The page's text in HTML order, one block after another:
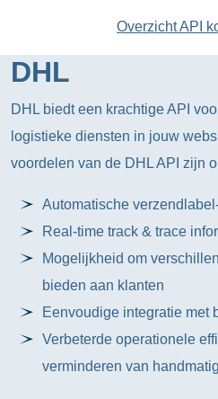
Overzicht API
DHL
DHL biedt een krachtige API
logistieke diensten in jouw
voordelen van de DHL API zijn
Automatische
Real-time track & trace
Mogelijkheid om
bieden aan klanten
Eenvoudige integratie met
Verbeterde operationele
verminderen van